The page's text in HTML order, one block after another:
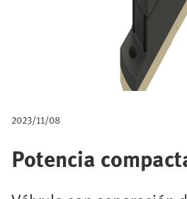
ó2023/11/08
Potencia